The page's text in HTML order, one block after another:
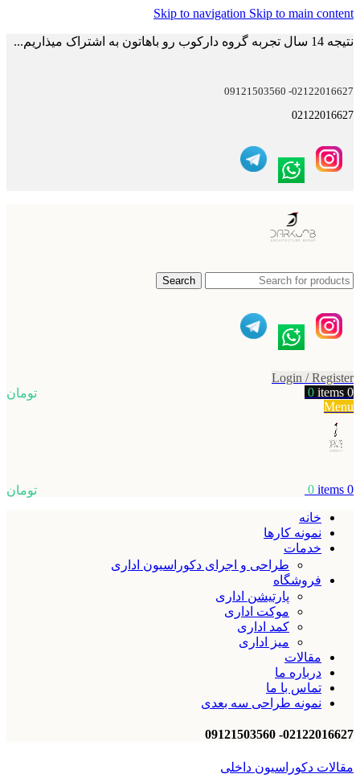
Skip to navigation Skip to main content
نتیجه 14 سال تجربه گروه دارکوب رو باهاتون به اشتراک میذاریم...
02122016627- 09121503560
02122016627
Search
Login / Register
0
items
0
تومان
Menu
0
items
0
تومان
خانه
نمونه کارها
خدمات
طراحی و اجرای دکوراسیون اداری
فروشگاه
پارتیشن اداری
موکت اداری
کمد اداری
میز اداری
مقالات
درباره ما
تماس با ما
نمونه طراحی سه بعدی
02122016627- 09121503560
مقالات دکوراسیون داخلی